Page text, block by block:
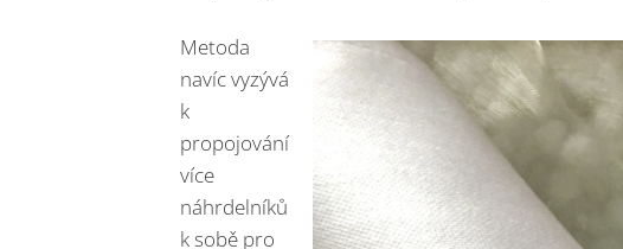
Metoda
navíc vyzývá
k
propojování
více
náhrdelníků
k sobě pro